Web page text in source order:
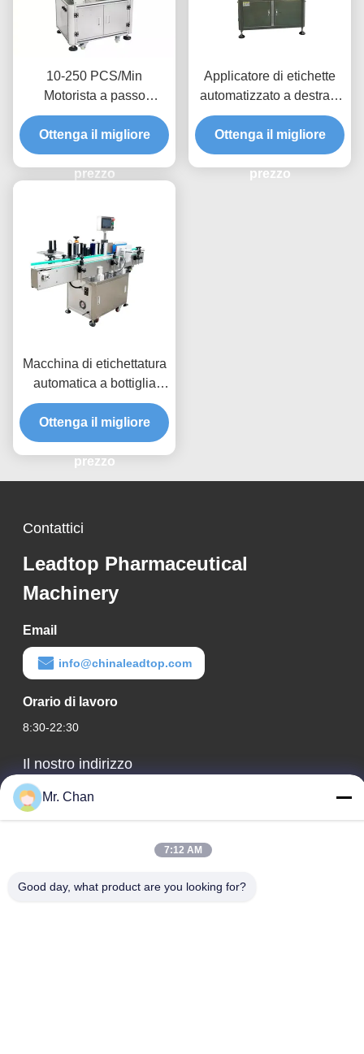
10-250 PCS/Min
Motorista a passo
Macchina rotonda per
l'etichettatura delle
bottiglie Automatica per
un'etichettatura fluida,
Ottenga il migliore
prezzo
Applicatore di etichette
automatizzato a destra o
sinistra per l'industria
manifatturiera
Ottenga il migliore
prezzo
Macchina di etichettatura
automatica a bottiglia
rotonda robusta
Ottenga il migliore
prezzo
Contattici
Leadtop Pharmaceutical
Machinery
Email
info@chinaleadtop.com
Orario di lavoro
8:30-22:30
Il nostro indirizzo
Indirizzo aziendale
ventottesimo, Jiuan Rd, zona industriale di Jiuli, Shangwang.
ventottesimo, Jiuan Rd, zona industriale di Jiuli, Shangwang.
Mr. Chan
7:12 AM
Good day, what product are you looking for?